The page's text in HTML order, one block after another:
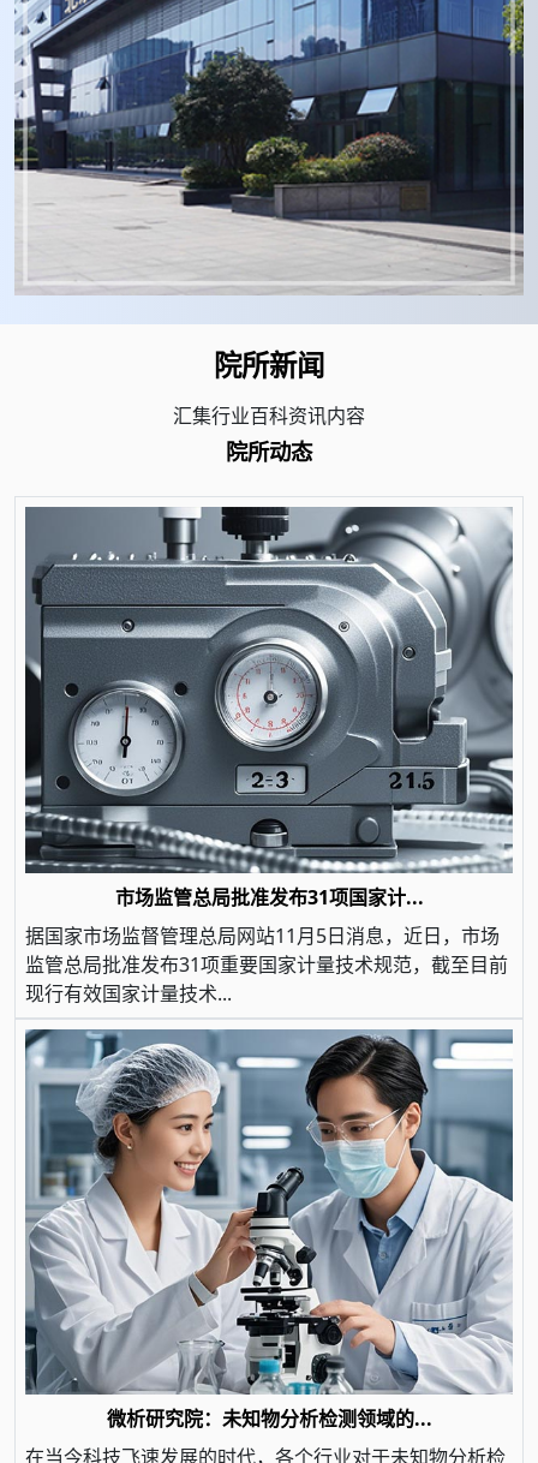
院所新闻
汇集行业百科资讯内容
院所动态
市场监管总局批准发布31项国家计...
据国家市场监督管理总局网站11月5日消息，近日，市场
监管总局批准发布31项重要国家计量技术规范，截至目前
现行有效国家计量技术...
微析研究院：未知物分析检测领域的...
在当今科技飞速发展的时代，各个行业对于未知物分析检